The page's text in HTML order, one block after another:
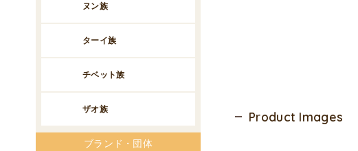
Product Images
ヌン族
ターイ族
チベット族
ザオ族
ブランド・団体